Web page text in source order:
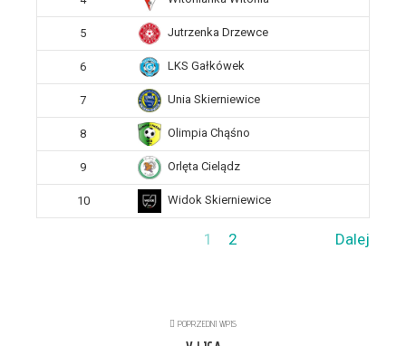
5 Jutrzenka Drzewce
6 LKS Gałkówek
7 Unia Skierniewice
8 Olimpia Chąśno
9 Orlęta Cielądz
10 Widok Skierniewice
1 2 Dalej
POPRZEDNI WPIS